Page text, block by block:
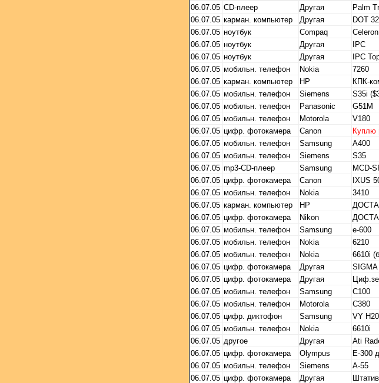
06.07.05 CD-плеер Другая Palm
06.07.05 карман. компьютер Другая DOT
06.07.05 ноутбук Compaq
06.07.05 ноутбук Другая IPC
06.07.05 ноутбук Другая IPC
06.07.05 мобильн. телефон Nokia 7260
06.07.05 карман. компьютер HP КПК-
06.07.05 мобильн. телефон Siemens S35i
06.07.05 мобильн. телефон Panasonic G51M
06.07.05 мобильн. телефон Motorola V180
06.07.05 цифр. фотокамера Canon Куплю
06.07.05 мобильн. телефон Samsung A400
06.07.05 мобильн. телефон Siemens S35
06.07.05 mp3-CD-плеер Samsung MCD-
06.07.05 цифр. фотокамера Canon IXUS
06.07.05 мобильн. телефон Nokia 3410
06.07.05 карман. компьютер HP
06.07.05 цифр. фотокамера Nikon
06.07.05 мобильн. телефон Samsung e-600
06.07.05 мобильн. телефон Nokia 6210
06.07.05 мобильн. телефон Nokia 6610i
06.07.05 цифр. фотокамера Другая SIGMA
06.07.05 цифр. фотокамера Другая
06.07.05 мобильн. телефон Samsung C100
06.07.05 мобильн. телефон Motorola C380
06.07.05 цифр. диктофон Samsung VY
06.07.05 мобильн. телефон Nokia 6610i
06.07.05 другое Другая Ati
06.07.05 цифр. фотокамера Olympus E-300
06.07.05 мобильн. телефон Siemens A-55
06.07.05 цифр. фотокамера Другая